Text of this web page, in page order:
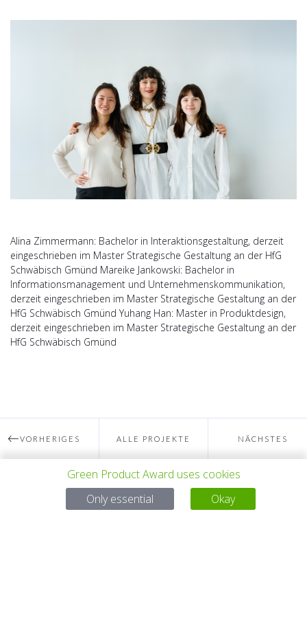
Alina Zimmermann: Bachelor in Interaktionsgestaltung, derzeit
eingeschrieben im Master Strategische Gestaltung an der HfG
Schwäbisch Gmünd Mareike Jankowski: Bachelor in
Informationsmanagement und Unternehmenskommunikation,
derzeit eingeschrieben im Master Strategische Gestaltung an der
HfG Schwäbisch Gmünd Yuhang Han: Master in Produktdesign,
derzeit eingeschrieben im Master Strategische Gestaltung an der
HfG Schwäbisch Gmünd
VORHERIGES ALLE PROJEKTE NÄCHSTES
PROJEKT
Bei Fragen:
Green Product Award uses cookies
Only essential
Okay